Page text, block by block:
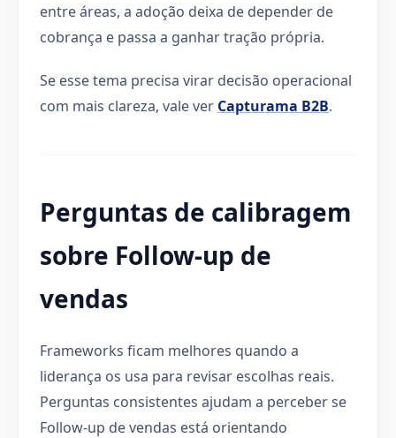
entre áreas, a adoção deixa de depender de
cobrança e passa a ganhar tração própria.
Se esse tema precisa virar decisão operacional
com mais clareza, vale ver Capturama B2B.
Perguntas de calibragem
sobre Follow-up de
vendas
Frameworks ficam melhores quando a
liderança os usa para revisar escolhas reais.
Perguntas consistentes ajudam a perceber se
Follow-up de vendas está orientando